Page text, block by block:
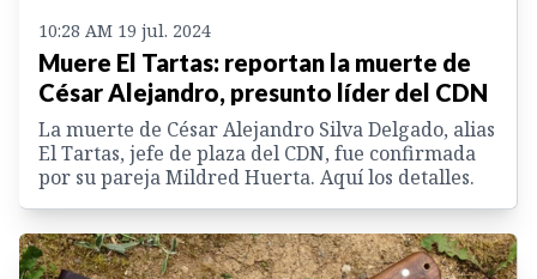
10:28 AM 19 jul. 2024
Muere El Tartas: reportan la muerte de
César Alejandro, presunto líder del CDN
La muerte de César Alejandro Silva Delgado, alias
El Tartas, jefe de plaza del CDN, fue confirmada
por su pareja Mildred Huerta. Aquí los detalles.